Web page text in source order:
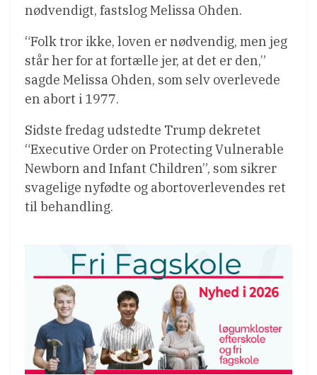
nødvendigt, fastslog Melissa Ohden.
“Folk tror ikke, loven er nødvendig, men jeg
står her for at fortælle jer, at det er den,”
sagde Melissa Ohden, som selv overlevede
en abort i 1977.
Sidste fredag udstedte Trump dekretet
“Executive Order on Protecting Vulnerable
Newborn and Infant Children”, som sikrer
svagelige nyfødte og abortoverlevendes ret
til behandling.